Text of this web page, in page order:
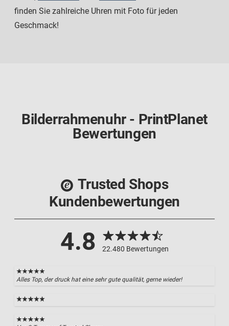
finden Sie zahlreiche Uhren mit Foto für jeden
Geschmack!
Bilderrahmenuhr - PrintPlanet
Bewertungen
Trusted Shops
Kundenbewertungen
4.8 22.480 Bewertungen
Alles Top, der druck hat eine sehr gute qualität, gerne wieder!